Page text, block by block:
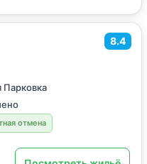
8.4
Парковка
отмена